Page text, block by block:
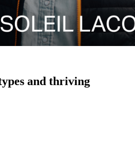
and thriving